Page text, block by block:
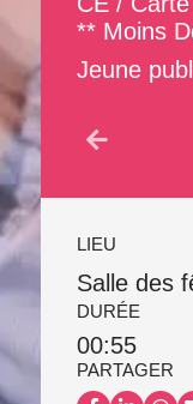
** Moins
Jeune
LIEU
Salle des
DURÉE
00:55
PARTAGER